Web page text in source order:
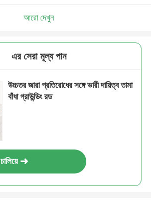
আরো দেখুন
এর সেরা মূল্য পান
উচ্চতর জারা প্রতিরোধের সঙ্গে ভারী দায়িত্ব তামা
বাঁধা গ্রাউন্ডিং রড
চালিয়ে